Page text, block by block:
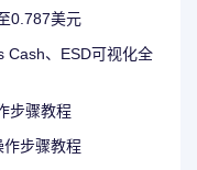
0.787美元
Cash、ESD可视化全
步骤教程
作步骤教程